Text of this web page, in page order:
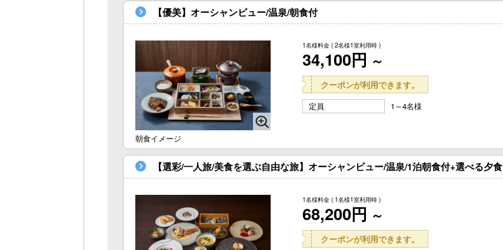
【優美】オーシャンビュー/温泉/朝食付
朝食イメージ
1名様料金 ( 2名様1室利用時 )
34,100円 ～
クーポンが利用できます。
定員 1～4名様
【選彩/一人旅/美食を選ぶ自由な旅】オーシャンビュー/温泉/1泊朝食付+選べる夕食
1名様料金 ( 1名様1室利用時 )
68,200円 ～
クーポンが利用できます。